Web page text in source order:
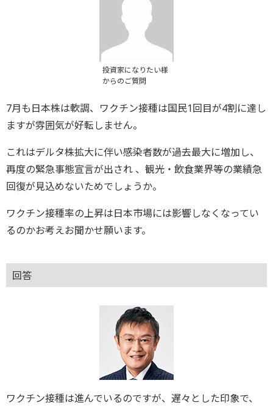
投資家になりたい様
からのご質問
7月も日本株は軟調、ワクチン接種は国民1回目が4割に達し
ますが雰囲気が好転しません。
これはデルタ株拡大に伴い感染者数が過去最大に増加し、
再度の緊急事態宣言が出され 、観光・飲食業界等の業績急
回復が見込めないためでしょうか。
ワクチン接種率の上昇は日本市場には影響しなくなってい
るのかお考えお聞かせ願います。
回答
ワクチン接種は進んでいるのですが、遅々とした印象で、